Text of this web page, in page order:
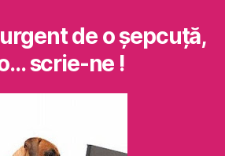
de o şepcuţă,
scrie-ne !